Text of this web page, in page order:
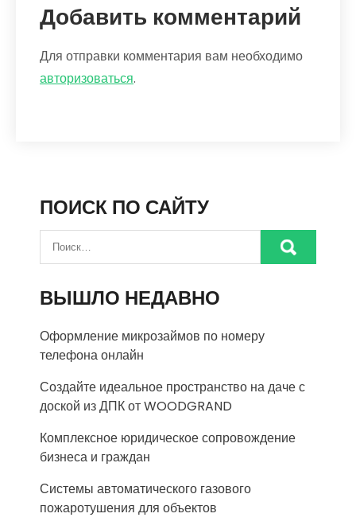
Добавить комментарий
Для отправки комментария вам необходимо
авторизоваться.
ПОИСК ПО САЙТУ
ВЫШЛО НЕДАВНО
Оформление микрозаймов по номеру
телефона онлайн
Создайте идеальное пространство на даче с
доской из ДПК от WOODGRAND
Комплексное юридическое сопровождение
бизнеса и граждан
Системы автоматического газового
пожаротушения для объектов